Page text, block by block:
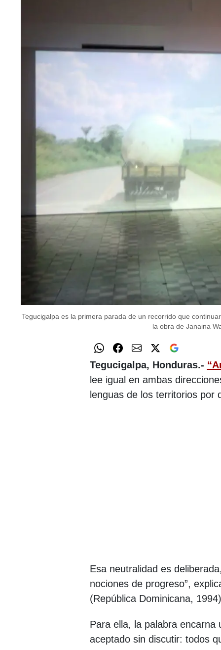
Tegucigalpa es la primera parada de un recorrido que
la obra de Janaina
Tegucigalpa, Honduras.-
lee igual en ambas
lenguas de los territorios por
Esa neutralidad es
nociones de progreso”,
(República Dominicana,
Para ella, la palabra encarna
aceptado sin discutir: todos